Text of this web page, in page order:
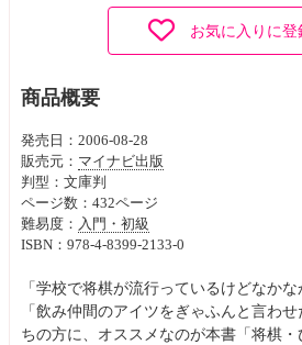
お気に入りに登
商品概要
発売日：2006-08-28
販売元： マイナビ出版
判型：文庫判
ページ数：432ページ
難易度： 入門・初級
ISBN：978-4-8399-2133-0
「学校で将棋が流行っているけどなかな
「飲み仲間のアイツをぎゃふんと言わ
ちの方に、オススメなのが本書「将棋・